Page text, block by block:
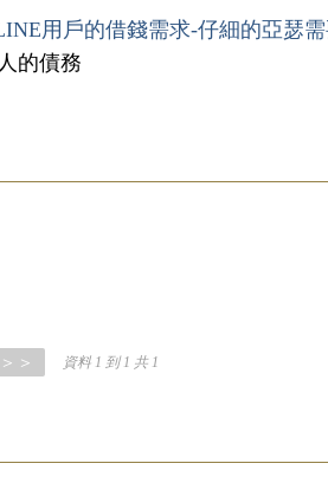
用戶的借錢需求-仔細的亞瑟
的債務
＞＞ 資料 1 到 1 共 1